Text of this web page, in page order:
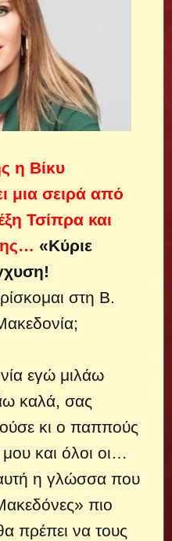
η Βίκυ
μια σειρά από
Τσίπρα και
«Κύριε
στη Β.
εγώ μιλάω
καλά, σας
κι ο παππούς
και όλοι οι…
η γλώσσα που
πιο
πρέπει να τους